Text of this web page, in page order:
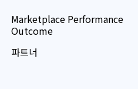
Marketplace Performance
Outcome
파트너